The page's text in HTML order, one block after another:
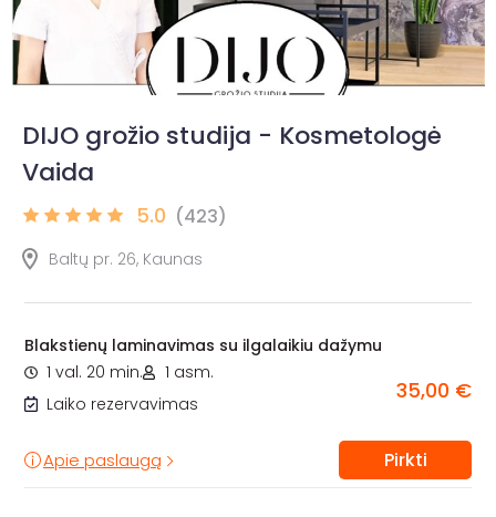
DIJO grožio studija - Kosmetologė
Vaida
5.0 (423)
Baltų pr. 26, Kaunas
Blakstienų laminavimas su ilgalaikiu dažymu
1 val. 20 min.
1 asm.
Laiko rezervavimas
35,00 €
Apie paslaugą Pirkti